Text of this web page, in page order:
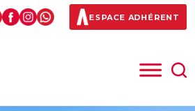
ESPACE ADHÉRENT